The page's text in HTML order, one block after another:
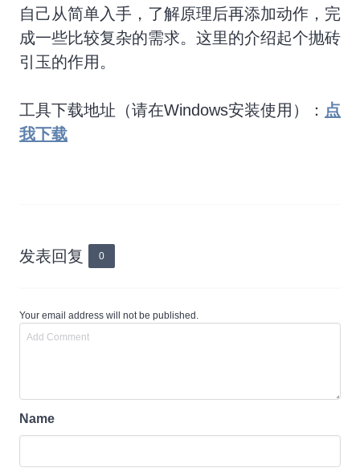
自己从简单入手，了解原理后再添加动作，完
成一些比较复杂的需求。这里的介绍起个抛砖
引玉的作用。
工具下载地址（请在Windows安装使用）： 点
我下载
发表回复 0
Your email address will not be published.
Name